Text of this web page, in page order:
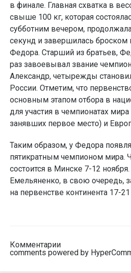
в финале. Главная схватка в
свыше 100 кг, которая
субботним вечером,
секунд и завершилась броском
Федора. Старший из братьев,
раз завоевывал звание
Александр, четырежды
России. Отметим, что
основным этапом отбора в
для участия в чемпионатах
занявших первое место) и
Таким образом, у Федора
пятикратным чемпионом мира.
состоится в Минске 7-12
Емельяненко, в свою очередь,
на первенстве континента 17-
Комментарии
comments powered by